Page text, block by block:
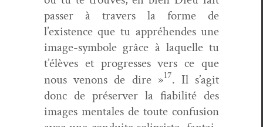
pass­er à tra­vers la forme de
l’existence que tu appréhen­des une
image-sym­bole grâce à laque­lle tu
t’élèves et pro­gress­es vers ce que
nous venons de dire »17. Il s’agit
donc de préserv­er la fia­bil­ité des
images men­tales de toute con­fu­sion